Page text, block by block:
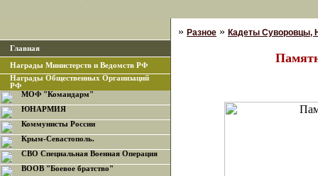
Главная
Награды Министерств и Ведомств РФ
Награды Общественных Организаций
РФ
МОФ "Командарм"
ЮНАРМИЯ
Коммунисты России
Крым-Севастополь.
СВО Специальная Военная Операция
ВООВ "Боевое братство"
» Разное » Кадеты Суворовцы,